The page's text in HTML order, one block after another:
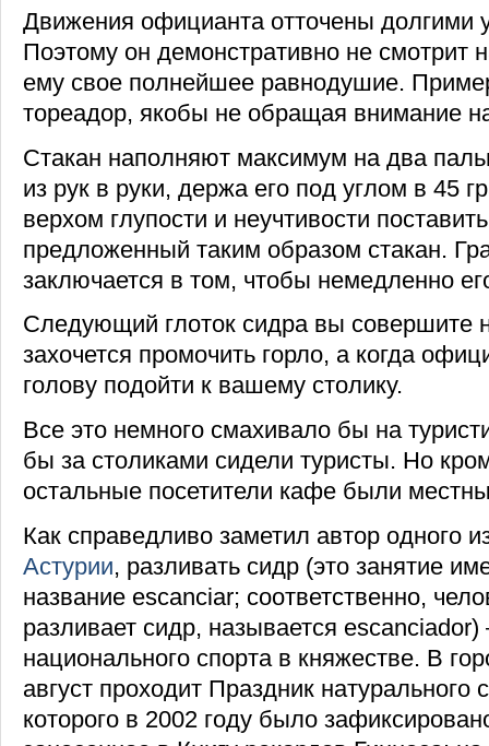
Движения официанта отточены долгими
Поэтому он демонстративно не смотрит
ему свое полнейшее равнодушие.
тореадор, якобы не обращая внимание
Стакан наполняют максимум на два
из рук в руки, держа его под углом в 45
верхом глупости и неучтивости
предложенный таким образом стакан.
заключается в том, чтобы немедленно
Следующий глоток сидра вы совершите
захочется промочить горло, а когда
голову подойти к вашему столику.
Все это немного смахивало бы на
бы за столиками сидели туристы. Но
остальные посетители кафе были
Как справедливо заметил автор одного
Астурии, разливать сидр (это занятие
название escanciar; соответственно,
разливает сидр, называется
национального спорта в княжестве. В
август проходит Праздник натурального
которого в 2002 году было